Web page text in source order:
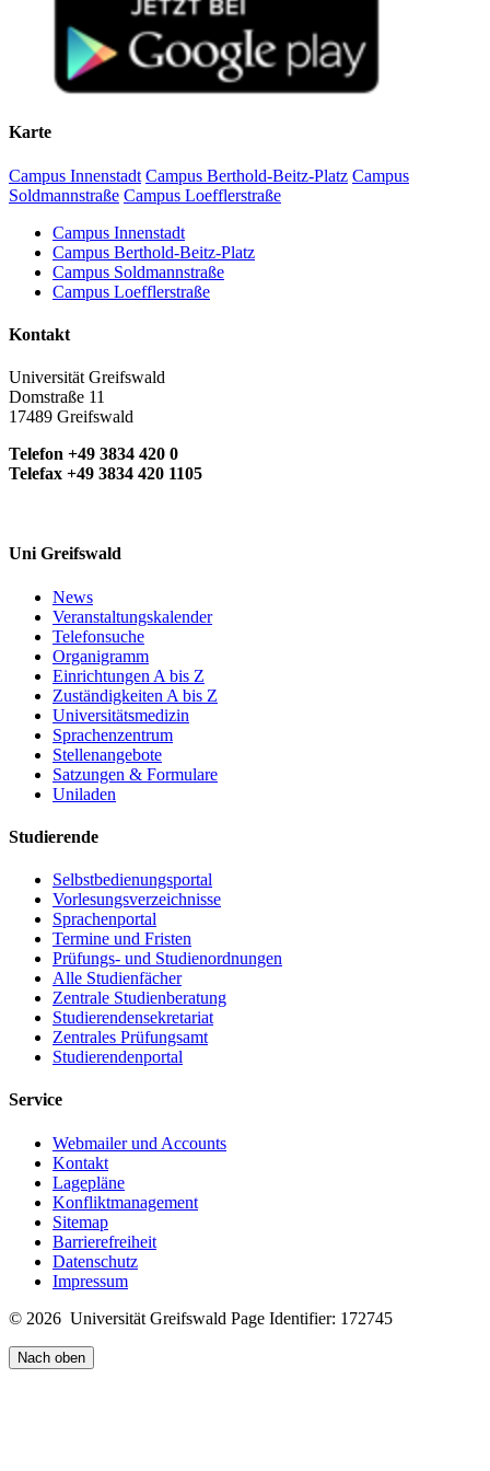
Karte
Campus Innenstadt Campus Berthold-Beitz-Platz Campus
Soldmannstraße Campus Loefflerstraße
Campus Innenstadt
Campus Berthold-Beitz-Platz
Campus Soldmannstraße
Campus Loefflerstraße
Kontakt
Universität Greifswald
Domstraße 11
17489 Greifswald
Telefon +49 3834 420 0
Telefax +49 3834 420 1105
Uni Greifswald
News
Veranstaltungskalender
Telefonsuche
Organigramm
Einrichtungen A bis Z
Zuständigkeiten A bis Z
Universitätsmedizin
Sprachenzentrum
Stellenangebote
Satzungen & Formulare
Uniladen
Studierende
Selbstbedienungsportal
Vorlesungsverzeichnisse
Sprachenportal
Termine und Fristen
Prüfungs- und Studienordnungen
Alle Studienfächer
Zentrale Studienberatung
Studierendensekretariat
Zentrales Prüfungsamt
Studierendenportal
Service
Webmailer und Accounts
Kontakt
Lagepläne
Konfliktmanagement
Sitemap
Barrierefreiheit
Datenschutz
Impressum
© 2026 Universität Greifswald Page Identifier: 172745
Nach oben